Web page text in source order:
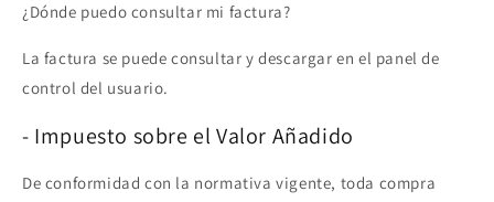
¿Dónde puedo consultar mi factura?
La factura se puede consultar y descargar en el panel de
control del usuario.
- Impuesto sobre el Valor Añadido
De conformidad con la normativa vigente, toda compra